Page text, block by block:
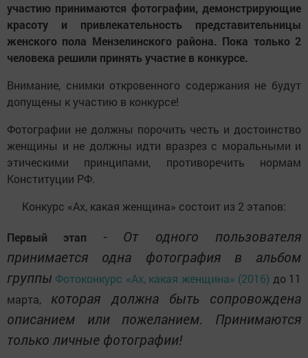
участию принимаются фотографии, демонстрирующие
красоту и привлекательность представительницы
женского пола Мензелинского района. Пока только 2
человека решили принять участие в конкурсе.
Внимание, снимки откровенного содержания не будут
допущены к участию в конкурсе!
Фотографии не должны порочить честь и достоинство
женщины и не должны идти вразрез с моральными и
этическими принципами, противоречить нормам
Конституции РФ.
Конкурс «Ах, какая женщина» состоит из 2 этапов:
Первый этап
- От одного пользователя
принимается одна фотография в альбом
группы Фотоконкурс «Ах, какая женщина» (2016) до 11
марта, которая должна быть сопровождена
описанием или пожеланием. Принимаются
только личные фотографии!